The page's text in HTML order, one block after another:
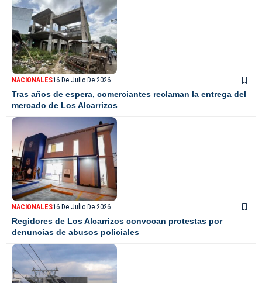
NACIONALES16 De Julio De 2026
Tras años de espera, comerciantes reclaman la entrega del
mercado de Los Alcarrizos
NACIONALES16 De Julio De 2026
Regidores de Los Alcarrizos convocan protestas por
denuncias de abusos policiales